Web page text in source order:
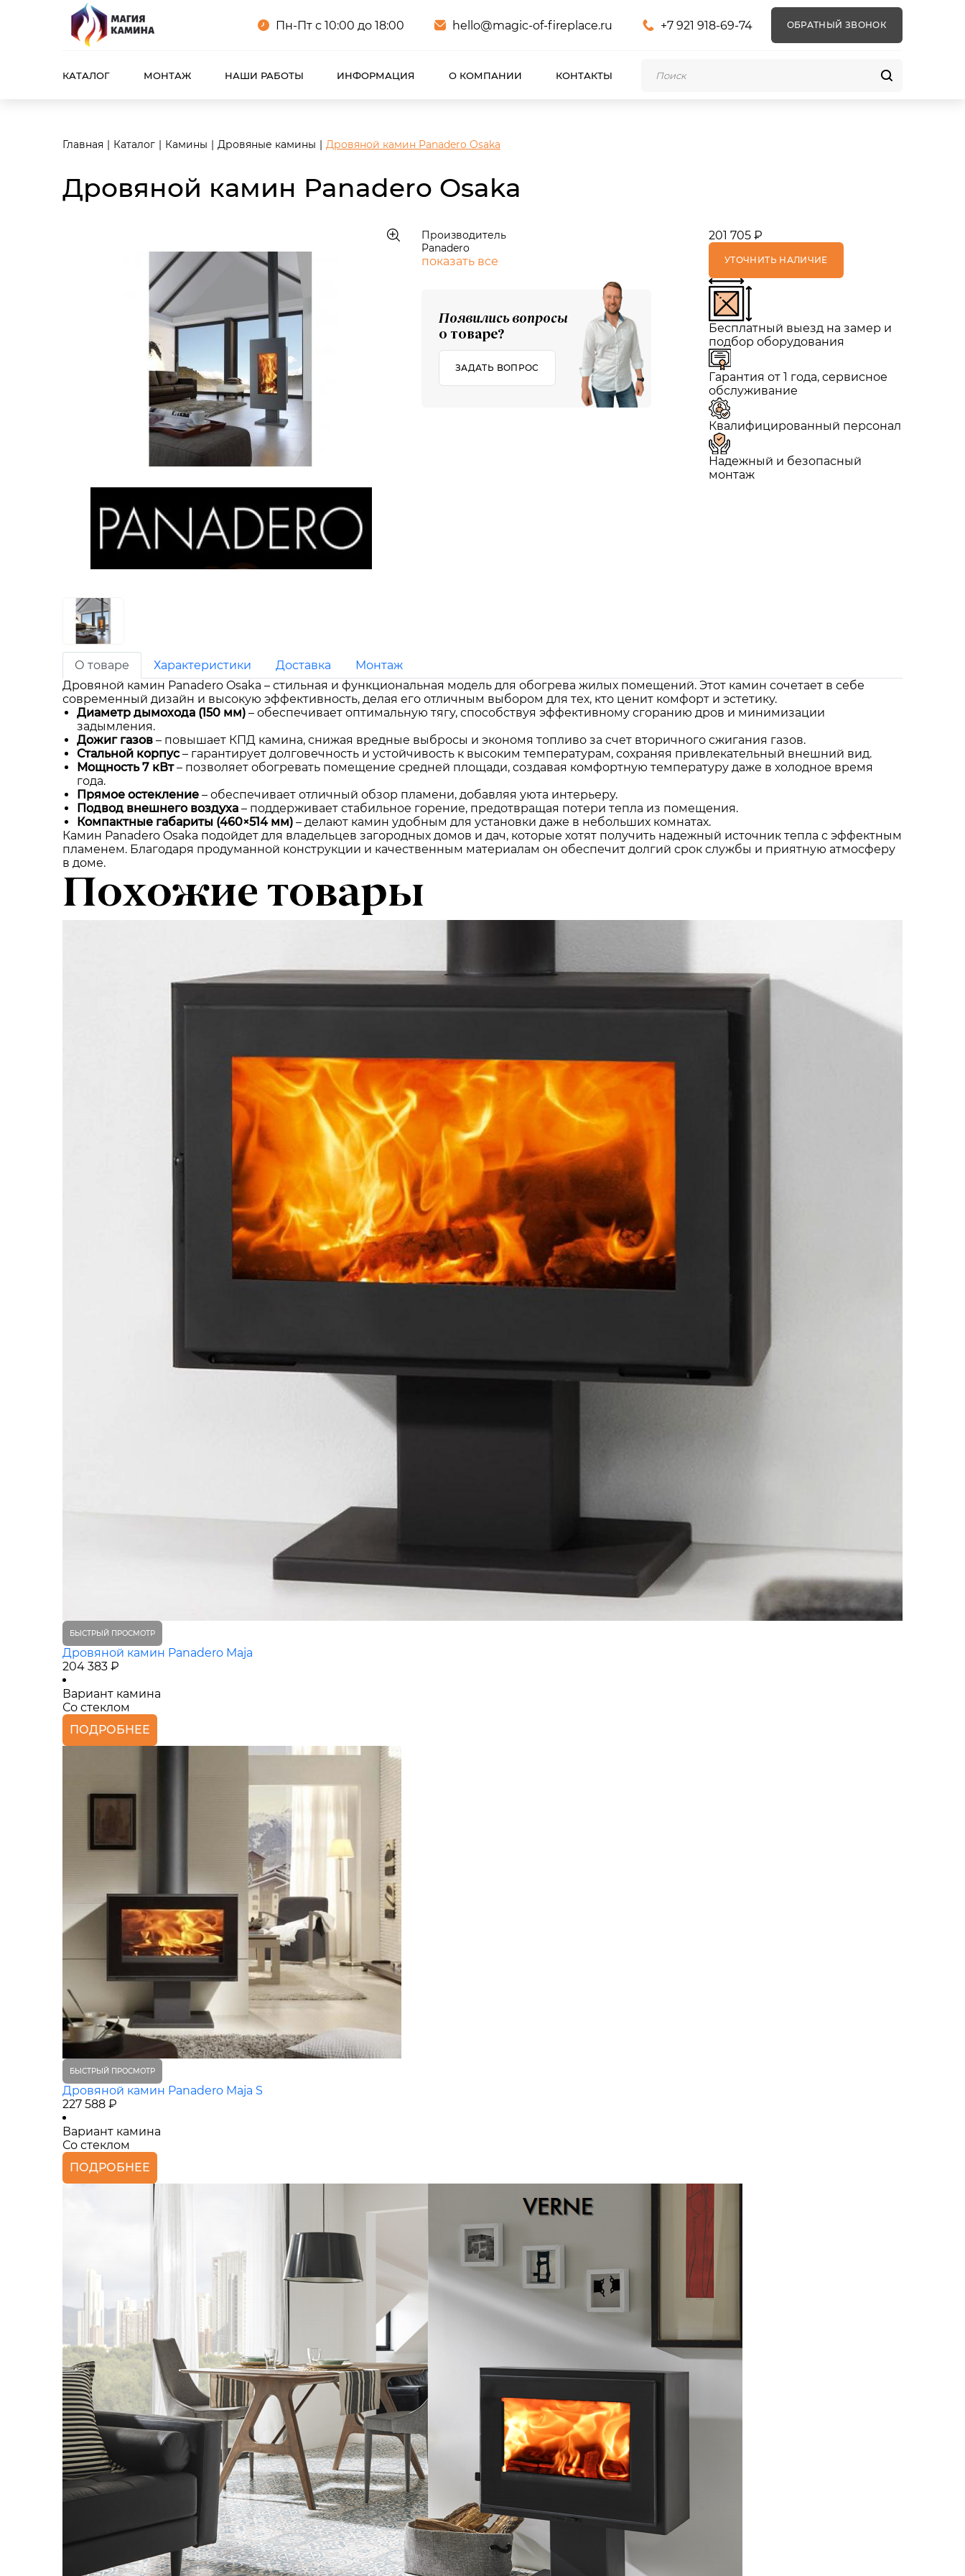
<meta name="robots" content="noindex, follow"/>
Пн-Пт с 10:00 до 18:00
hello@magic-of-fireplace.ru +7 921 918-69-74 ОБРАТНЫЙ ЗВОНОК
КАТАЛОГ МОНТАЖ НАШИ РАБОТЫ ИНФОРМАЦИЯ О КОМПАНИИ КОНТАКТЫ
Главная Каталог Камины Дровяные камины Дровяной камин Panadero Osaka
Дровяной камин Panadero Osaka
Производитель
Panadero
показать все
Появились вопросы
о товаре?
ЗАДАТЬ ВОПРОС
201 705 ₽
УТОЧНИТЬ НАЛИЧИЕ
Бесплатный выезд на замер и
подбор оборудования
Гарантия от 1 года, сервисное
обслуживание
Квалифицированный персонал
Надежный и безопасный
монтаж
О товаре Характеристики Доставка
Монтаж
Дровяной камин Panadero Osaka – стильная и функциональная модель для обогрева жилых помещений. Этот камин сочетает в себе
современный дизайн и высокую эффективность, делая его отличным выбором для тех, кто ценит комфорт и эстетику.
Диаметр дымохода (150 мм) – обеспечивает оптимальную тягу, способствуя эффективному сгоранию дров и минимизации
задымления.
Дожиг газов – повышает КПД камина, снижая вредные выбросы и экономя топливо за счет вторичного сжигания газов.
Стальной корпус– гарантирует долговечность и устойчивость к высоким температурам, сохраняя привлекательный внешний вид.
Мощность 7 кВт– позволяет обогревать помещение средней площади, создавая комфортную температуру даже в холодное время
года.
Прямое остекление – обеспечивает отличный обзор пламени, добавляя уюта интерьеру.
Подвод внешнего воздуха – поддерживает стабильное горение, предотвращая потери тепла из помещения.
Компактные габариты (460×514 мм) – делают камин удобным для установки даже в небольших комнатах.
Камин Panadero Osaka подойдет для владельцев загородных домов и дач, которые хотят получить надежный источник тепла с эффектным
пламенем. Благодаря продуманной конструкции и качественным материалам он обеспечит долгий срок службы и приятную атмосферу
в доме.
Похожие товары
БЫСТРЫЙ ПРОСМОТР
Дровяной камин Panadero Maja
204 383 ₽
Вариант камина
Со стеклом
ПОДРОБНЕЕ
БЫСТРЫЙ ПРОСМОТР
Дровяной камин Panadero Maja S
227 588 ₽
Вариант камина
Со стеклом
ПОДРОБНЕЕ